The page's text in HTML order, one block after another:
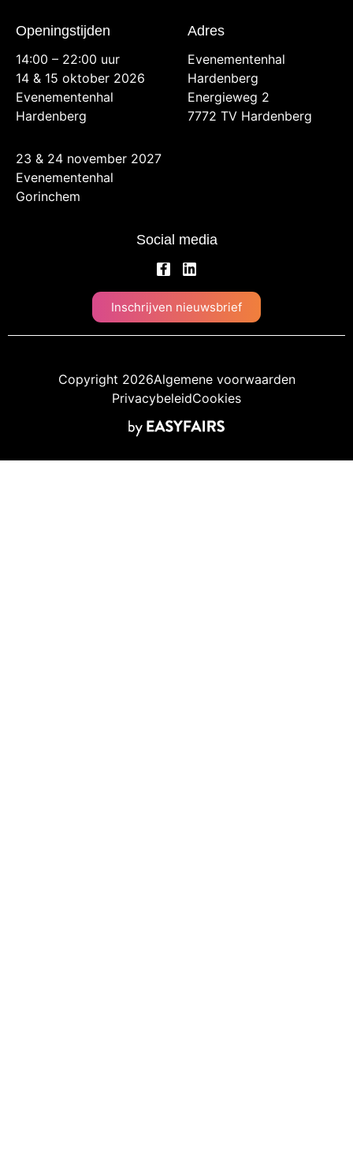
Openingstijden
14:00 – 22:00 uur
14 & 15 oktober 2026
Evenementenhal
Hardenberg
23 & 24 november 2027
Evenementenhal
Gorinchem
Adres
Evenementenhal
Hardenberg
Energieweg 2
7772 TV Hardenberg
Social media
Inschrijven nieuwsbrief
Copyright 2026Algemene voorwaarden
PrivacybeleidCookies